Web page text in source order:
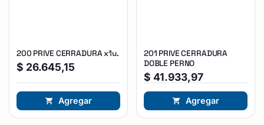
200 PRIVE CERRADURA x1u.
$ 26.645,15
Agregar
201 PRIVE CERRADURA
DOBLE PERNO
$ 41.933,97
Agregar